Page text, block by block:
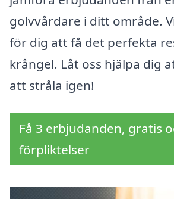
golvvårdare i ditt område.
för dig att få det perfekta
krångel. Låt oss hjälpa dig
att stråla igen!
Få 3 erbjudanden, gratis
förpliktelser